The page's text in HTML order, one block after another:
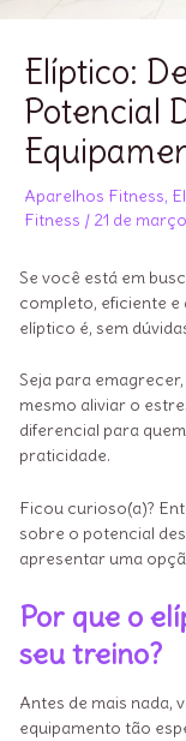
Elíptico:
Potencial
Aparelhos Fitness,
Fitness / 21 de
Se você está em
completo, eficiente e
elíptico é, sem
Seja para
mesmo aliviar o
diferencial para
praticidade.
Ficou curioso(a)?
sobre o potencial
apresentar uma
Por que o
seu treino?
Antes de mais nada,
equipamento tão